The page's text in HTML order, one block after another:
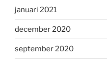
januari 2021
december 2020
september 2020